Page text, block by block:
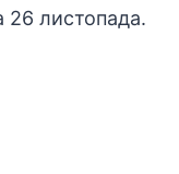
26 листопада.